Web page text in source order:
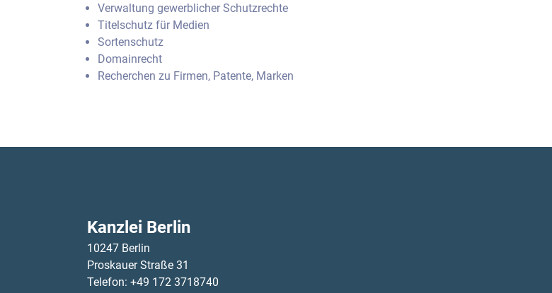
Verwaltung gewerblicher Schutzrechte
Titelschutz für Medien
Sortenschutz
Domainrecht
Recherchen zu Firmen, Patente, Marken
Kanzlei Berlin
10247 Berlin
Proskauer Straße 31
Telefon: +49 172 3718740